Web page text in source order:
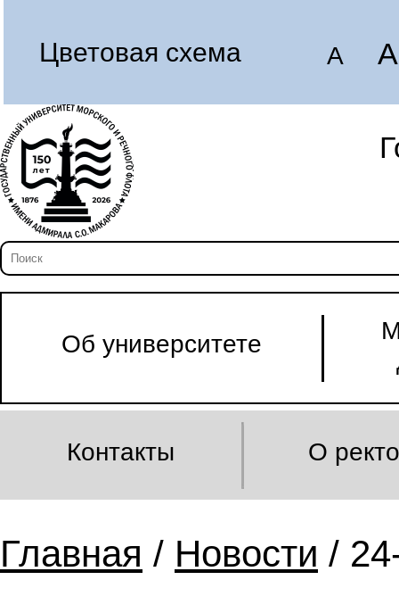
Цветовая схема A A
Об университете
Контакты О
Главная / Новости /